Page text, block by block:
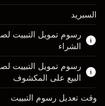
هذا السوق المالي متاح
الفروقات.
اعرف المزيد عن:
عقود الفروقات
السبريد
رسوم تمويل التبييت
الشراء
رسوم تمويل التبييت
البيع على المكشوف
وقت تعديل رسوم التبييت